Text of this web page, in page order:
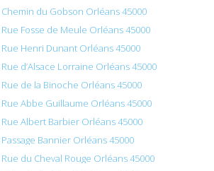
du Gobson Orléans 45000
Fosse de Meule Orléans 45000
Henri Dunant Orléans 45000
d’Alsace Lorraine Orléans 45000
de la Binoche Orléans 45000
Abbe Guillaume Orléans 45000
Albert Barbier Orléans 45000
Bannier Orléans 45000
du Cheval Rouge Orléans 45000